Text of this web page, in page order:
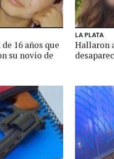
16 años que
su novio de
LA PLATA
Hallaron